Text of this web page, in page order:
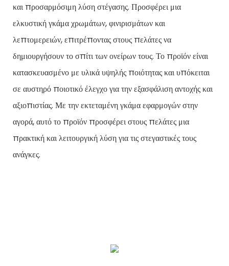
και προσαρμόσιμη λύση στέγασης. Προσφέρει μια
ελκυστική γκάμα χρωμάτων, φινιρισμάτων και
λεπτομερειών, επιτρέποντας στους πελάτες να
δημιουργήσουν το σπίτι των ονείρων τους. Το προϊόν είναι
κατασκευασμένο με υλικά υψηλής ποιότητας και υπόκειται
σε αυστηρό ποιοτικό έλεγχο για την εξασφάλιση αντοχής και
αξιοπιστίας. Με την εκτεταμένη γκάμα εφαρμογών στην
αγορά, αυτό το προϊόν προσφέρει στους πελάτες μια
πρακτική και λειτουργική λύση για τις στεγαστικές τους
ανάγκες.